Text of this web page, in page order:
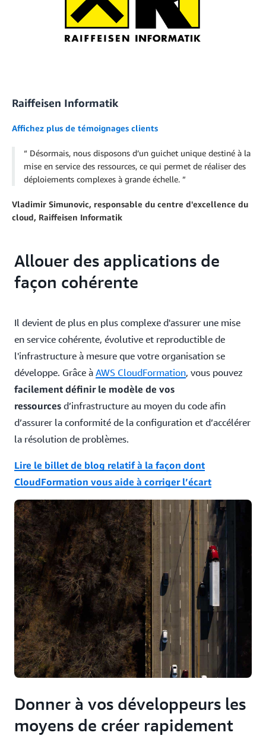
Raiffeisen Informatik
Affichez plus de témoignages clients
Désormais, nous disposons d’un guichet unique destiné à la
mise en service des ressources, ce qui permet de réaliser des
déploiements complexes à grande échelle.
Vladimir Simunovic, responsable du centre d'excellence du
cloud, Raiffeisen Informatik
Allouer des applications de
façon cohérente
Il devient de plus en plus complexe d'assurer une mise
en service cohérente, évolutive et reproductible de
l'infrastructure à mesure que votre organisation se
développe. Grâce à AWS CloudFormation, vous pouvez
facilement définir le modèle de vos
ressources d’infrastructure au moyen du code afin
d’assurer la conformité de la configuration et d’accélérer
la résolution de problèmes.
Lire le billet de blog relatif à la façon dont
CloudFormation vous aide à corriger l’écart
Donner à vos développeurs les
moyens de créer rapidement